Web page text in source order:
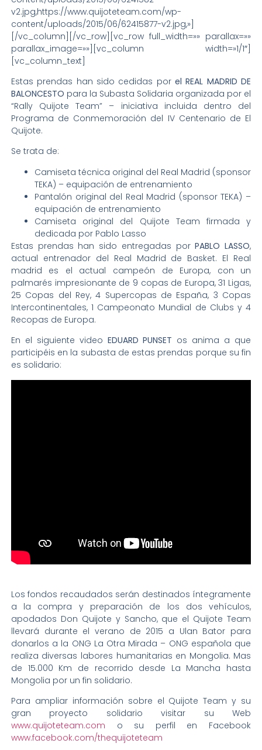
v2.jpg,https://www.quijoteteam.com/wp-
content/uploads/2015/06/62415877-v2.jpg,»]
[/vc_column][/vc_row][vc_row full_width=»» parallax=»»
parallax_image=»»][vc_column width=»1/1″]
[vc_column_text]
Estas prendas han sido cedidas porel REAL MADRID DE
BALONCESTO para la Subasta Solidaria organizada por el
“Rally Quijote Team” – iniciativa incluida dentro del
Programa de Conmemoración del IV Centenario de El
Quijote.
Se trata de:
Camiseta técnica original del Real Madrid (sponsor
TEKA) – equipación de entrenamiento
Pantalón original del Real Madrid (sponsor TEKA) –
equipación de entrenamiento
Camiseta original del Quijote Team firmada y
dedicada por Pablo Lasso
Estas prendas han sido entregadas porPABLO LASSO,
actual entrenador del Real Madrid de Basket. El Real
madrid es el actual campeón de Europa, con un
palmarés impresionante de 9 copas de Europa, 31 Ligas,
25 Copas del Rey, 4 Supercopas de España, 3 Copas
Intercontinentales, 1 Campeonato Mundial de Clubs y 4
Recopas de Europa.
En el siguiente video EDUARD PUNSET os anima a que
participéis en la subasta de estas prendas porque su fin
es solidario:
Los fondos recaudados serán destinados íntegramente
a la compra y preparación de los dos vehículos,
apodados Don Quijote y Sancho, que el Quijote Team
llevará durante el verano de 2015 a Ulan Bator para
donarlos a la ONG La Otra Mirada – ONG española que
realiza diversas labores humanitarias en Mongolia. Mas
de 15.000 Km de recorrido desde La Mancha hasta
Mongolia por un fin solidario.
Para ampliar información sobre el Quijote Team y su
gran proyecto solidario visitar su Web
www.quijoteteam.com o su perfil en Facebook
www.facebook.com/thequijoteteam